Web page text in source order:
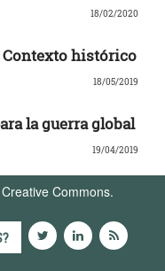
18/02/2020
Contexto histórico
18/05/2019
la guerra global
19/04/2019
Commons.